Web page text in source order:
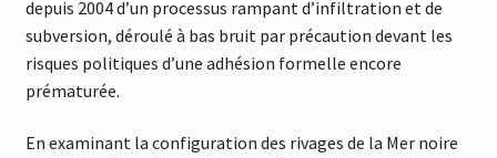
depuis 2004 d’un processus rampant d’infiltration et de
subversion, déroulé à bas bruit par précaution devant les
risques politiques d’une adhésion formelle encore
prématurée.
En examinant la configuration des rivages de la Mer noire